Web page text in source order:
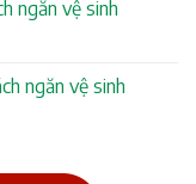
ngăn vệ sinh
ngăn vệ sinh